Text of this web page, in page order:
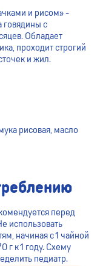
и рисом» -
говядины с
Обладает
проходит строгий
и жил.
рисовая, масло
перед
использовать
начиная с 1 чайной
г к 1 году. Схему
педиатр.